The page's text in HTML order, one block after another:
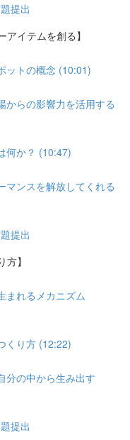
提出
イテムを創る】
ットの概念 (10:01)
らの影響力を活用する
何か？ (10:47)
ンスを解放してくれる
提出
】
れるメカニズム
くり方 (12:22)
の中から生み出す
提出